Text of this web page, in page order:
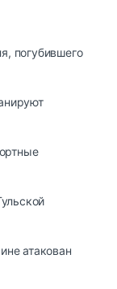
погубившего
атакован